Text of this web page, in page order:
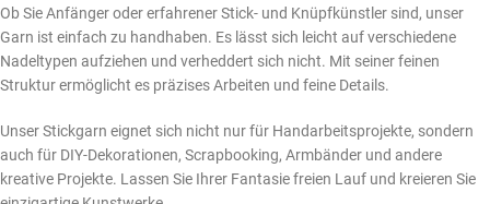
Ob Sie Anfänger oder erfahrener Stick- und Knüpfkünstler sind, unser
Garn ist einfach zu handhaben. Es lässt sich leicht auf verschiedene
Nadeltypen aufziehen und verheddert sich nicht. Mit seiner feinen
Struktur ermöglicht es präzises Arbeiten und feine Details.
Unser Stickgarn eignet sich nicht nur für Handarbeitsprojekte, sondern
auch für DIY-Dekorationen, Scrapbooking, Armbänder und andere
kreative Projekte. Lassen Sie Ihrer Fantasie freien Lauf und kreieren Sie